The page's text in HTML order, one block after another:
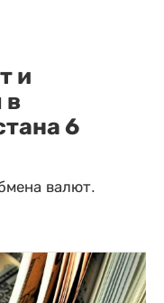
и
в
6
валют.